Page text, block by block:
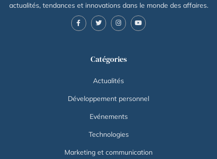
actualités, tendances et innovations dans le monde des affaires.
Catégories
Actualités
Développement personnel
Evénements
Technologies
Marketing et communication